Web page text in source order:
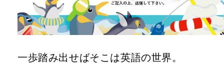
一歩踏み出せばそこは英語の世界。